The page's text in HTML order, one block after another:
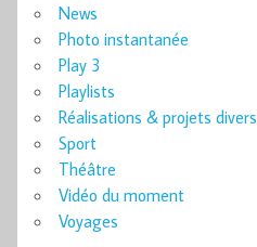
News
Photo instantanée
Play 3
Playlists
Réalisations & projets divers
Sport
Théâtre
Vidéo du moment
Voyages